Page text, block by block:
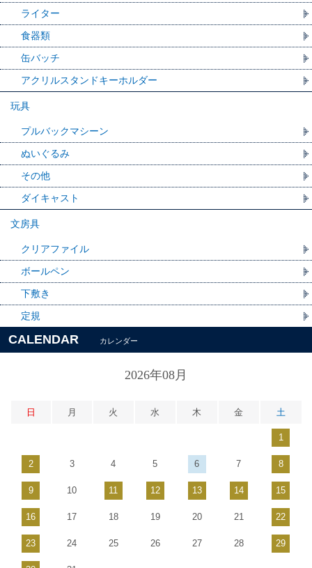
ライター
食器類
缶バッチ
アクリルスタンドキーホルダー
玩具
プルバックマシーン
ぬいぐるみ
その他
ダイキャスト
文房具
クリアファイル
ボールペン
下敷き
定規
CALENDAR カレンダー
2026年08月
日 月 火 水 木 金 土
1
2 3 4 5 6 7 8
9 10 11 12 13 14 15
16 17 18 19 20 21 22
23 24 25 26 27 28 29